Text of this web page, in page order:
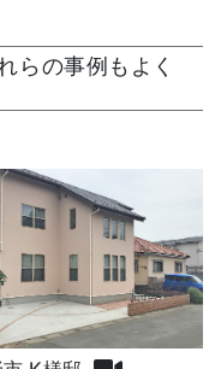
らの事例もよく